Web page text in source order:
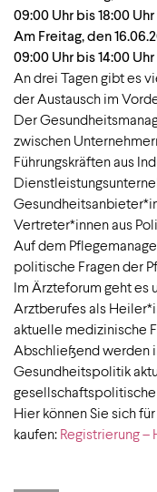
09:00 Uhr bis 18:00
Am Freitag, den
09:00 Uhr bis 14:00
An drei Tagen gibt es
der Austausch im
Der
zwischen
Führungskräften aus
Vertreter*innen aus
Auf dem
politische Fragen der
Im Ärzteforum geht es
Arztberufes als
aktuelle medizinische
Abschließend werden
Gesundheitspolitik
Hier können Sie sich
kaufen: Registrierung –